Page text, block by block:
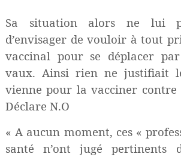
Sa situation alors ne lui
d’envisager de vouloir à tout
vaccinal pour se déplacer
vaux. Ainsi rien ne justifiait
vienne pour la vacciner contre
Déclare N.O
« A aucun moment, ces «
santé n’ont jugé pertinents